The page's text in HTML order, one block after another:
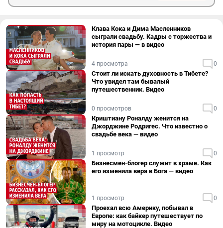
Клава Кока и Дима Масленников
сыграли свадьбу. Кадры с торжества и
история пары — в видео
4 просмотра 0
Стоит ли искать духовность в Тибете?
Что увидел там бывалый
путешественник. Видео
0 просмотров 0
Криштиану Роналду женится на
Джорджине Родригес. Что известно о
свадьбе века — видео
1 просмотр 0
Бизнесмен-блогер служит в храме. Как
его изменила вера в Бога — видео
1 просмотр 0
Проехал всю Америку, побывал в
Европе: как байкер путешествует по
миру на мотоцикле. Видео